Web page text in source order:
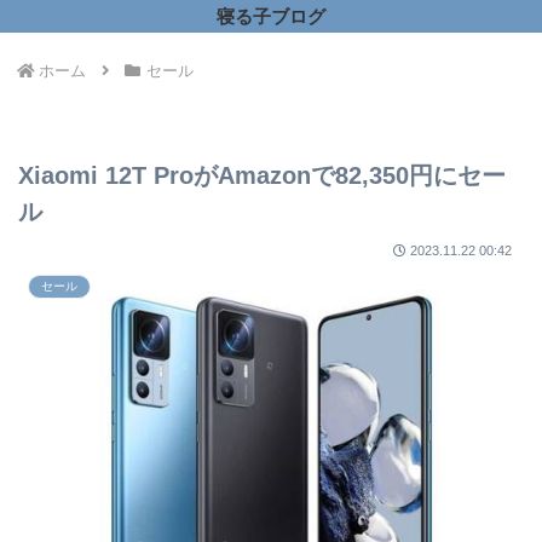
寝る子ブログ
ホーム セール
Xiaomi 12T ProがAmazonで82,350円にセー
ル
2023.11.22 00:42
セール